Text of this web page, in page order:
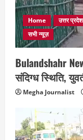
Home उत्तर प्रदेश
सभी न्यूज़
Bulandshahr
संदिग्ध स्थिति,
Megha Journalist